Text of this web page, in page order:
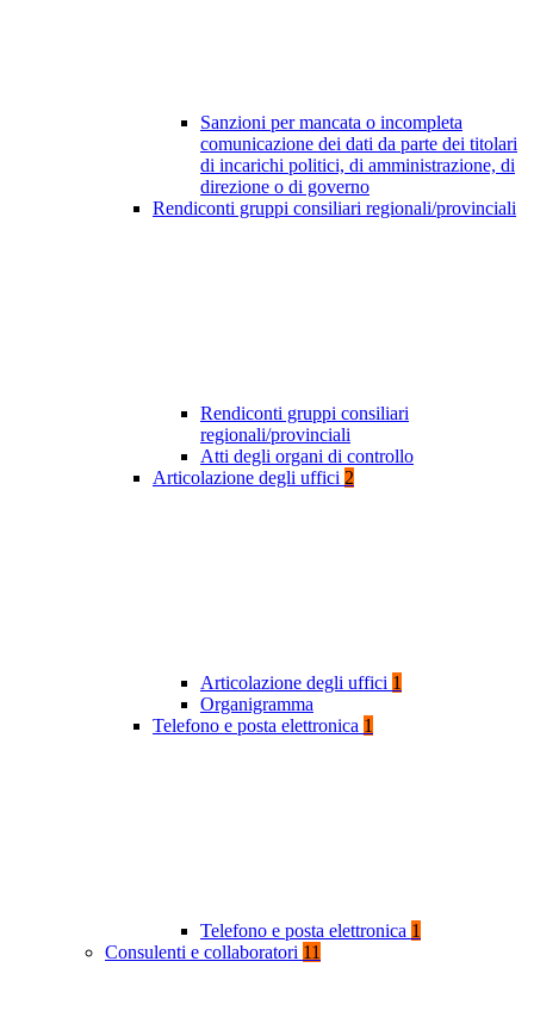
Sanzioni per mancata o incompleta
comunicazione dei dati da parte dei titolari
di incarichi politici, di amministrazione, di
direzione o di governo
Rendiconti gruppi consiliari regionali/provinciali
Rendiconti gruppi consiliari
regionali/provinciali
Atti degli organi di controllo
Articolazione degli uffici 2
Articolazione degli uffici 1
Organigramma
Telefono e posta elettronica 1
Telefono e posta elettronica 1
Consulenti e collaboratori 11